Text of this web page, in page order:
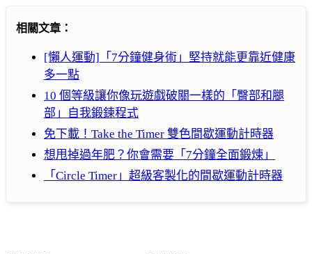
相關文章：
[懶人運動]「7分鐘健身術」堅持就能更靠近健康
多一點
10 個等級讓你像玩遊戲破關一樣的「臀部和腿
部」自我鍛鍊程式
免下載！Take the Timer 雙色間歇運動計時器
想甩掉過年肥？你會需要「7分鐘全面鍛煉」
「Circle Timer」超級客製化的間歇運動計時器